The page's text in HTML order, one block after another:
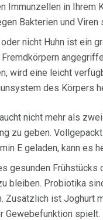
Immunzellen in Ihrem
Bakterien und Viren
nicht Huhn ist ein
wird eine leicht
des Körpers
nicht mehr als
zu geben.
E geladen, kann es
gesunden
bleiben. Probiotika
Zusätzlich ist Joghurt
Gewebefunktion spielt.